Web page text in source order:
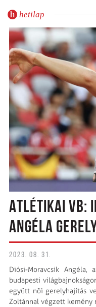
hetilap
ATLÉTIKAI VB:
ANGÉLA
2023. 08. 31.
Diósi-Moravcsik Angéla,
budapesti
együtt nõi gerelyhajítás
Zoltánnal végzett kemény